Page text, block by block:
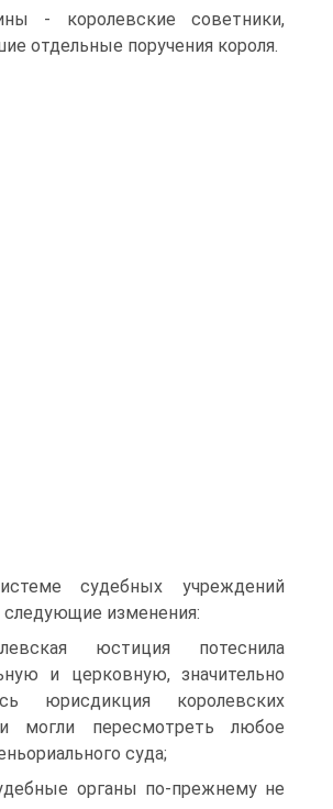
- королевские советники,
отдельные поручения короля.
судебных учреждений
следующие изменения:
юстиция потеснила
и церковную, значительно
юрисдикция королевских
могли пересмотреть любое
суда;
органы по-прежнему не